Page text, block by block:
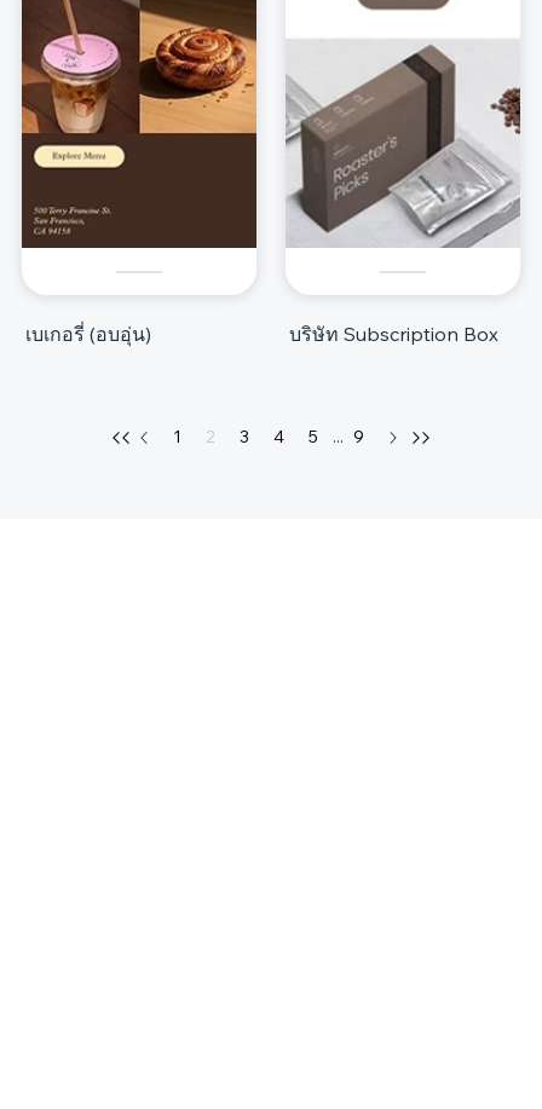
เบเกอรี่ (อบอุ่น) บริษัท Subscription Box
1 2 3 4 5 ... 9